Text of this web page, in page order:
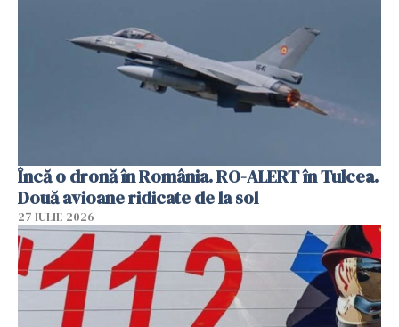
Încă o dronă în România. RO-ALERT în Tulcea.
Două avioane ridicate de la sol
27 IULIE 2026